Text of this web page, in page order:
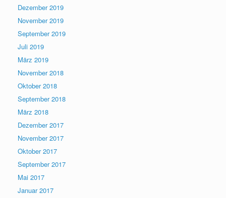
Dezember 2019
November 2019
September 2019
Juli 2019
März 2019
November 2018
Oktober 2018
September 2018
März 2018
Dezember 2017
November 2017
Oktober 2017
September 2017
Mai 2017
Januar 2017